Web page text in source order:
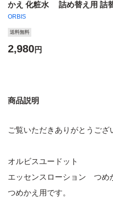
かえ 化粧水 詰め替え用 詰
ORBIS
送料無料
2,980円
商品説明
ご覧いただきありがとうござ
オルビスユードット
エッセンスローション つめ
つめかえ用です。